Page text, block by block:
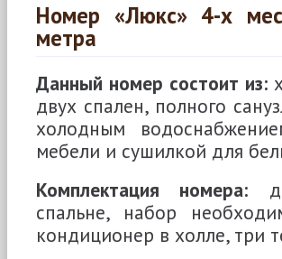
Номер «Люкс» 4-х
метра
Данный номер состоит из:
двух спален, полного
холодным
мебели и сушилкой для
Комплектация номера:
спальне, набор
кондиционер в холле, три